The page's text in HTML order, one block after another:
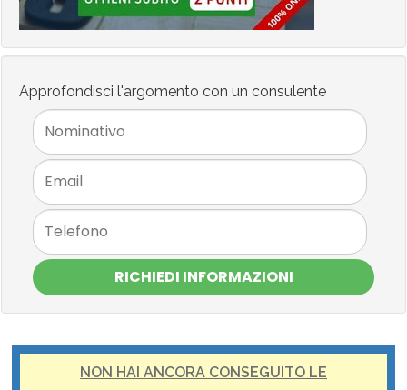
Approfondisci l'argomento con un consulente
RICHIEDI INFORMAZIONI
NON HAI ANCORA CONSEGUITO LE